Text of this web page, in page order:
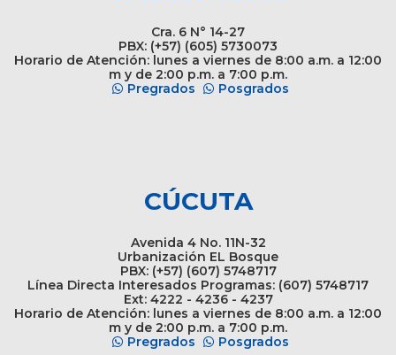
Cra. 6 N° 14-27
PBX: (+57) (605) 5730073
Horario de Atención: lunes a viernes de 8:00 a.m. a 12:00
m y de 2:00 p.m. a 7:00 p.m.
Pregrados
Posgrados
CÚCUTA
Avenida 4 No. 11N-32
Urbanización EL Bosque
PBX: (+57) (607) 5748717
Línea Directa Interesados Programas: (607) 5748717
Ext: 4222 - 4236 - 4237
Horario de Atención: lunes a viernes de 8:00 a.m. a 12:00
m y de 2:00 p.m. a 7:00 p.m.
Pregrados
Posgrados